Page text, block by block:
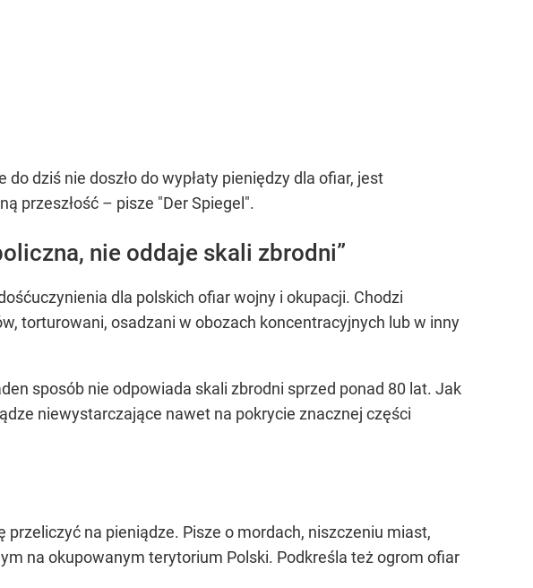
dziś nie doszło do wypłaty pieniędzy dla ofiar, jest
przeszłość – pisze "Der Spiegel".
nie oddaje skali zbrodni”
dla polskich ofiar wojny i okupacji. Chodzi
torturowani, osadzani w obozach koncentracyjnych lub w inny
sposób nie odpowiada skali zbrodni sprzed ponad 80 lat. Jak
niewystarczające nawet na pokrycie znacznej części
na pieniądze. Pisze o mordach, niszczeniu miast,
na okupowanym terytorium Polski. Podkreśla też ogrom ofiar